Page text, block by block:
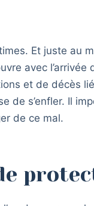
Et juste au
avec l’arrivée
et de décès
de s’enfler. Il
de ce mal.